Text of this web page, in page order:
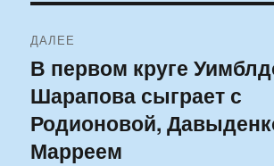
ДАЛЕЕ
Следующая
запись:
В первом круге
Шарапова сыграет с
Родионовой,
Марреем